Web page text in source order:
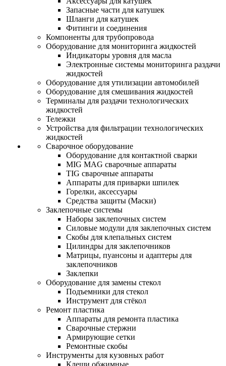
Запасные части для катушек
Шланги для катушек
Фитинги и соединения
Компоненты для трубопровода
Оборудование для мониторинга жидкостей
Индикаторы уровня для масла
Электронные системы мониторинга раздачи
жидкостей
Оборудование для утилизации автомобилей
Оборудование для смешивания жидкостей
Терминалы для раздачи технологических
жидкостей
Тележки
Устройства для фильтрации технологических
жидкостей
Сварочное оборудование
Оборудование для контактной сварки
MIG MAG сварочные аппараты
TIG сварочные аппараты
Аппараты для приварки шпилек
Горелки, аксессуары
Средства защиты (Маски)
Заклепочные системы
Наборы заклепочных систем
Силовые модули для заклепочных систем
Скобы для клепальных систем
Цилиндры для заклепочников
Матрицы, пуансоны и адаптеры для
заклепочников
Заклепки
Оборудование для замены стекол
Подъемники для стекол
Инструмент для стёкол
Ремонт пластика
Аппараты для ремонта пластика
Сварочные стержни
Армирующие сетки
Ремонтные скобы
Инструменты для кузовных работ